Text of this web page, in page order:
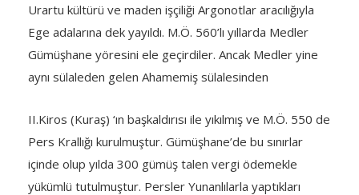
Urartu kültürü ve maden işçiliği Argonotlar aracılığıyla
Ege adalarına dek yayıldı. M.Ö. 560’lı yıllarda Medler
Gümüşhane yöresini ele geçirdiler. Ancak Medler yine
aynı sülaleden gelen Ahamemiş sülalesinden
II.Kiros (Kuraş) ‘ın başkaldırısı ile yıkılmış ve M.Ö. 550 de
Pers Krallığı kurulmuştur. Gümüşhane’de bu sınırlar
içinde olup yılda 300 gümüş talen vergi ödemekle
yükümlü tutulmuştur. Persler Yunanlılarla yaptıkları